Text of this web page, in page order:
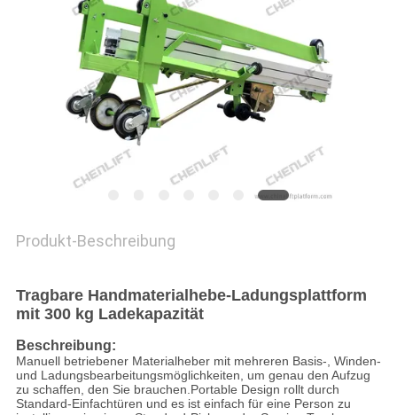
Produkt-Beschreibung
Tragbare Handmaterialhebe-Ladungsplattform
mit 300 kg Ladekapazität
Beschreibung:
Manuell betriebener Materialheber mit mehreren Basis-, Winden-
und Ladungsbearbeitungsmöglichkeiten, um genau den Aufzug
zu schaffen, den Sie brauchen.Portable Design rollt durch
Standard-Einfachtüren und es ist einfach für eine Person zu